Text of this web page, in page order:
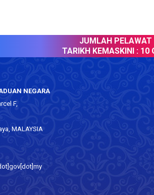
JUMLAH PELAWAT :
TARIKH KEMASKINI :10
NEGARA
F,
MALAYSIA